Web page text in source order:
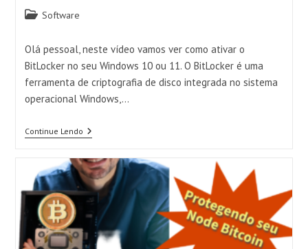
Categoria
post:
Software
Olá pessoal, neste vídeo vamos ver como ativar o
BitLocker no seu Windows 10 ou 11. O BitLocker é uma
ferramenta de criptografia de disco integrada no sistema
operacional Windows,…
Continue LendoAtivando
O
No
Seu
Windows